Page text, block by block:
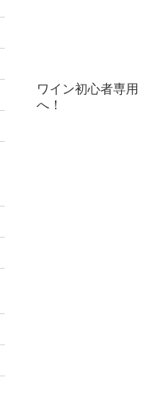
ワイン初心者専
へ！